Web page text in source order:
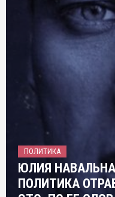
ПОЛИТИКА
ЮЛИЯ
ПОЛИТИКА